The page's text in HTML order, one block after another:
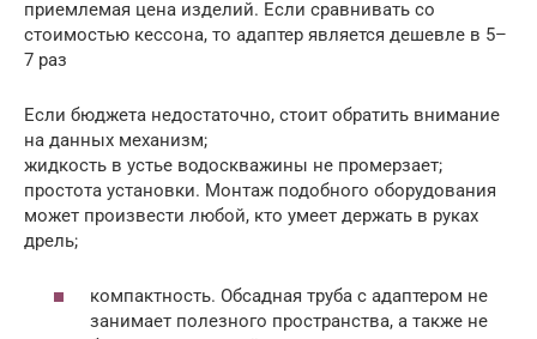
приемлемая цена изделий. Если сравнивать со
стоимостью кессона, то адаптер является дешевле в 5–
7 раз
Если бюджета недостаточно, стоит обратить внимание
на данных механизм;
жидкость в устье водоскважины не промерзает;
простота установки. Монтаж подобного оборудования
может произвести любой, кто умеет держать в руках
дрель;
компактность. Обсадная труба с адаптером не
занимает полезного пространства, а также не